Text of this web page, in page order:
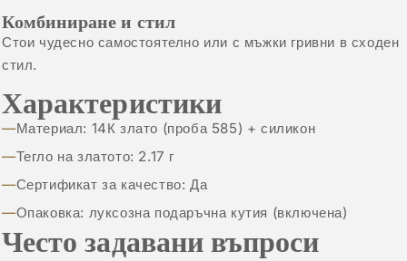
Комбиниране и стил
Стои чудесно самостоятелно или с мъжки гривни в сходен
стил.
Характеристики
Материал: 14К злато (проба 585) + силикон
Тегло на златото: 2.17 г
Сертификат за качество: Да
Опаковка: луксозна подаръчна кутия (включена)
Често задавани въпроси